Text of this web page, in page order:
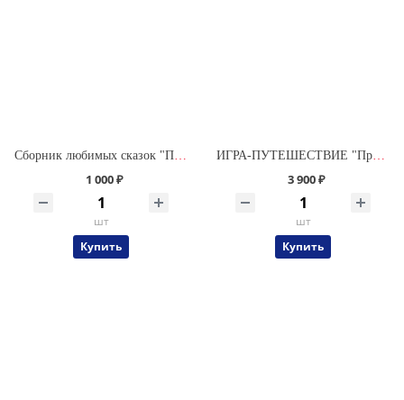
Сборник любимых сказок "Приключения Саши и Даши" в твердой обложке
1 000 ₽
шт
Купить
ИГРА-ПУТЕШЕСТВИЕ "Приключения Саши и Даши" (Комплектация № 1) СО СКАЗКАМИ
3 900 ₽
шт
Купить